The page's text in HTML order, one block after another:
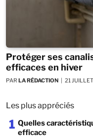
Protéger ses
efficaces en hiver
PAR LA RÉDACTION 21
Les plus appréciés
1 Quelles
efficace